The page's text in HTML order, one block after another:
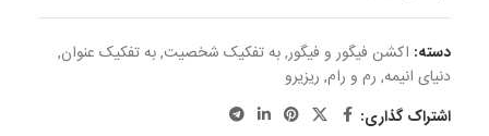
دسته: اکشن فیگور و فیگور,به تفکیک شخصیت,به تفکیک عنوان,
دنیای انیمه, رم و رام, ریزیرو
اشتراک گذاری: